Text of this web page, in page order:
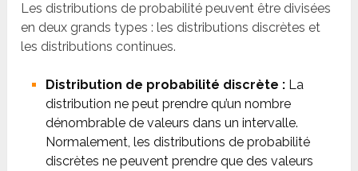
Les distributions de probabilité peuvent être divisées
en deux grands types : les distributions discrètes et
les distributions continues.
Distribution de probabilité discrète :La
distribution ne peut prendre qu’un nombre
dénombrable de valeurs dans un intervalle.
Normalement, les distributions de probabilité
discrètes ne peuvent prendre que des valeurs